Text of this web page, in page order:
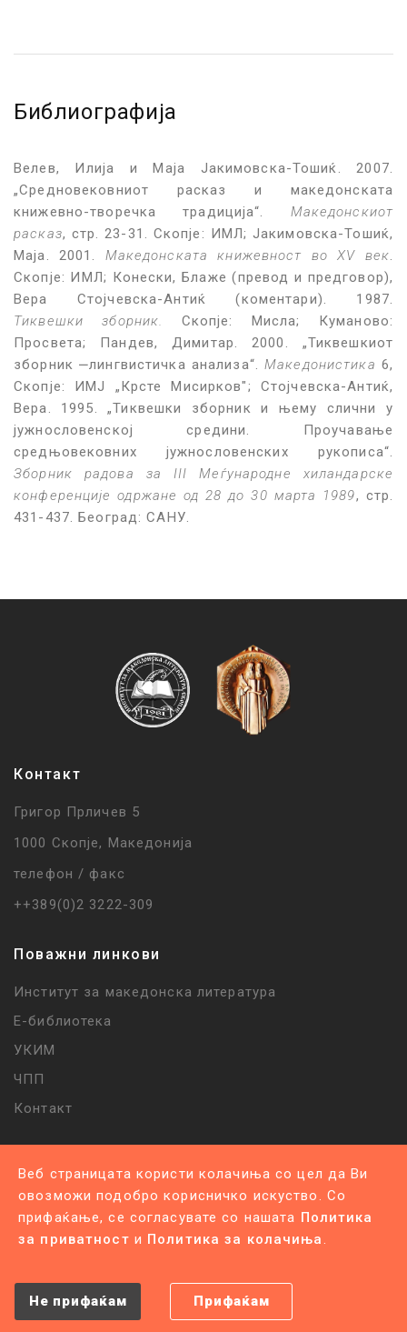
Библиографија
Велев, Илија и Маја Јакимовска-Тошиќ. 2007.
„Средновековниот расказ и македонската
книжевно-творечка традиција“. Македонскиот
расказ, стр. 23-31. Скопје: ИМЛ; Јакимовска-Тошиќ,
Маја. 2001. Македонската книжевност во XV век
Скопје: ИМЛ; Конески, Блаже (превод и предговор),
Вера Стојчевска-Антиќ (коментари). 1987.
Тиквешки зборник. Скопје: Мисла; Куманово:
Просвета; Пандев, Димитар. 2000. „Тиквешкиот
зборник ‒лингвистичка анализа“. Македонистика 6,
Скопје: ИМЈ „Крсте Мисирков"; Стојчевска-Антиќ,
Вера. 1995. „Тиквешки зборник и њему слични у
јужнословенској средини. Проучавање
средњовековних јужнословенских рукописа“.
Зборник радова за III Меѓународне хиландарске
конференције одржане од 28 до 30 марта 1989, стр.
431-437. Београд: САНУ.
Контакт
Григор Прличев 5
1000 Скопје, Македонија
телефон / факс
++389(0)2 3222-309
Поважни линкови
Институт за македонска литература
Е-библиотека
УКИМ
ЧПП
Контакт
Unet
Политика за приватност |
Веб страницата користи колачиња со цел да Ви
овозможи подобро корисничко искуство. Со
прифаќање, се согласувате со нашата Политика
за приватност и Политика за колачиња.
Не прифаќам Прифаќам